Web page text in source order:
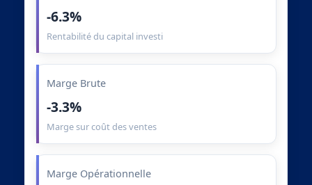
-6.3%
Rentabilité du capital investi
Marge Brute
-3.3%
Marge sur coût des ventes
Marge Opérationnelle